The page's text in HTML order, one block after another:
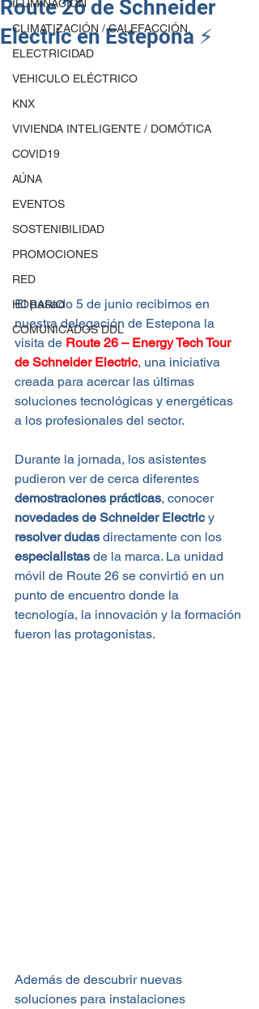
ILUMINACIÓN
CLIMATIZACIÓN / CALEFACCIÓN.
ELECTRICIDAD
VEHICULO ELÉCTRICO
KNX
VIVIENDA INTELIGENTE / DOMÓTICA
COVID19
AÚNA
EVENTOS
SOSTENIBILIDAD
PROMOCIONES
RED
HORARIO
COMUNICADOS DDL
Route 26 de Schneider
Electric en Estepona ⚡
El pasado 5 de junio recibimos en
nuestra delegación de Estepona la
visita de Route 26 – Energy Tech Tour
de Schneider Electric, una iniciativa
creada para acercar las últimas
soluciones tecnológicas y energéticas
a los profesionales del sector.
Durante la jornada, los asistentes
pudieron ver de cerca diferentes
demostraciones prácticas, conocer
novedades de Schneider Electric y
resolver dudas directamente con los
especialistas de la marca. La unidad
móvil de Route 26 se convirtió en un
punto de encuentro donde la
tecnología, la innovación y la formación
fueron las protagonistas.
Además de descubrir nuevas
soluciones para instalaciones